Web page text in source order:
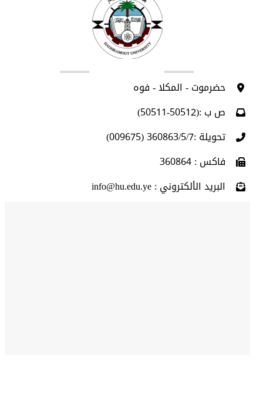
حضرموت - المكلا - فوه
ص ب :(50512-50511)
تحويلة :360863/5/7 (009675)
فاكس : 360864
البريد الألكتروني : info@hu.edu.ye